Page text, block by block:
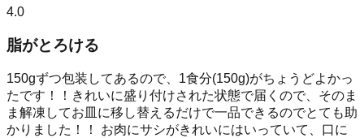
4.0
脂がとろける
150gずつ包装してあるので、1食分(150g)がちょうどよかっ
たです！！きれいに盛り付けされた状態で届くので、そのま
ま解凍してお皿に移し替えるだけで一品できるのでとても助
かりました！！ お肉にサシがきれいにはいっていて、口に